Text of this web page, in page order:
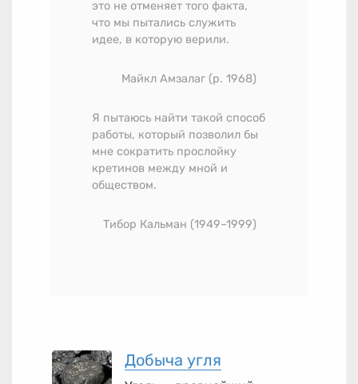
это не отменяет того факта,
что мы пытались служить
идее, в которую верили.
Майкл Амзалаг (р. 1968)
Я пытаюсь найти такой способ
работы, который позволил бы
мне сократить прослойку
кретинов между мной и
обществом.
Тибор Кальман (1949–1999)
Добыча угля